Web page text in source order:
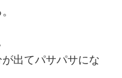
出てパサパサにな